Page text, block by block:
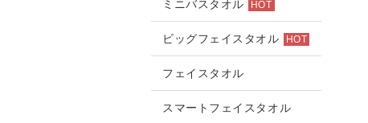
ミニバスタオル HOT
ビッグフェイスタオル HOT
フェイスタオル
スマートフェイスタオル